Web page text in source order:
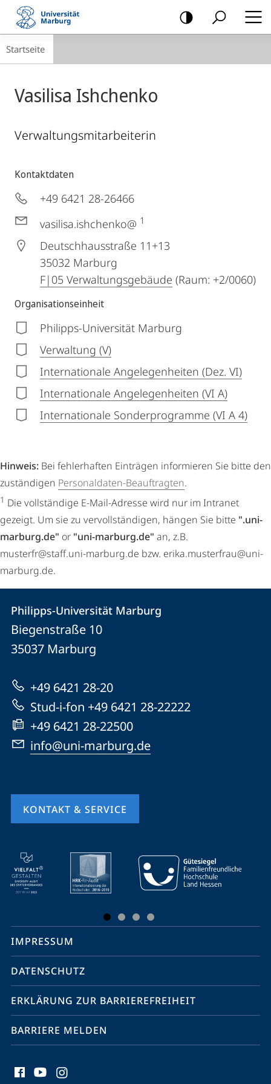
Mobile-
Navigation
Navigation
Startseite
Vasilisa Ishchenko
Verwaltungsmitarbeiterin
Kontaktdaten
+49 6421 28-26466
vasilisa.ishchenko@ 1
Deutschhausstraße 11+13
35032 Marburg
F|05 Verwaltungsgebäude (Raum: +2/0060)
Organisationseinheit
Philipps-Universität Marburg
Verwaltung (V)
Internationale Angelegenheiten (Dez. VI)
Internationale Angelegenheiten (VI A)
Internationale Sonderprogramme (VI A 4)
Hinweis: Bei fehlerhaften Einträgen informieren Sie bitte den
zuständigen Personaldaten-Beauftragten.
1 Die vollständige E-Mail-Adresse wird nur im Intranet
gezeigt. Um sie zu vervollständigen, hängen Sie bitte ".uni-
marburg.de" or "uni-marburg.de" an, z.B.
musterfr@staff.uni-marburg.de bzw. erika.musterfrau@uni-
marburg.de.
Kontakt
und
Informationen
zur
Website
Kontaktinformationen
Philipps-
Universität
Philipps-Universität Marburg
Biegenstraße 10
35037 Marburg
+49 6421 28-20
Stud-i-fon +49 6421 28-22222
+49 6421 28-22500
info@uni-marburg.de
KONTAKT & SERVICE
Mobile-
Service-
Navigation
Social
Media
Kontakte
IMPRESSUM
DATENSCHUTZ
ERKLÄRUNG ZUR BARRIEREFREIHEIT
BARRIERE MELDEN